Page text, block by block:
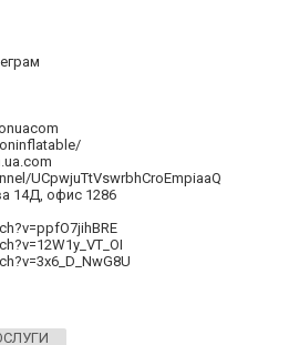
UCpwjuTtVswrbhCroEmpiaaQ
14Д, офис 1286